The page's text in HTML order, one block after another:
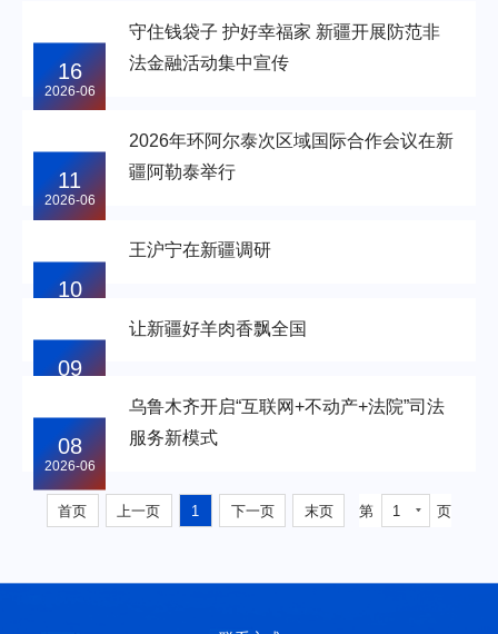
16
2026-06
守住钱袋子 护好幸福家 新疆开展防范非
法金融活动集中宣传
11
2026-06
2026年环阿尔泰次区域国际合作会议在新
疆阿勒泰举行
10
王沪宁在新疆调研
09
让新疆好羊肉香飘全国
08
2026-06
乌鲁木齐开启“互联网+不动产+法院”司法
服务新模式
首页 上一页 1 下一页 末页 第 1 页